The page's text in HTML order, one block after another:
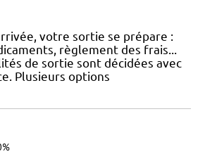
votre sortie se prépare :
règlement des frais...
de sortie sont décidées avec
Plusieurs options